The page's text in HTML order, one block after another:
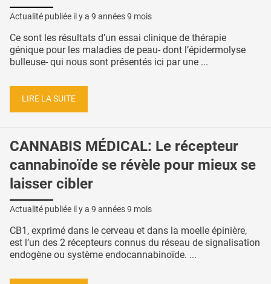
Actualité publiée il y a 9 années 9 mois
Ce sont les résultats d’un essai clinique de thérapie
génique pour les maladies de peau- dont l’épidermolyse
bulleuse- qui nous sont présentés ici par une ...
LIRE LA SUITE
CANNABIS MÉDICAL: Le récepteur
cannabinoïde se révèle pour mieux se
laisser cibler
Actualité publiée il y a 9 années 9 mois
CB1, exprimé dans le cerveau et dans la moelle épinière,
est l’un des 2 récepteurs connus du réseau de signalisation
endogène ou système endocannabinoïde. ...